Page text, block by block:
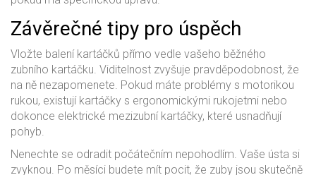
Závěrečné tipy pro úspěch
Vložte balení kartáčků přímo vedle vašeho běžného
zubního kartáčku. Viditelnost zvyšuje pravděpodobnost, že
na ně nezapomenete. Pokud máte problémy s motorikou
rukou, existují kartáčky s ergonomickými rukojetmi nebo
dokonce elektrické mezizubní kartáčky, které usnadňují
pohyb.
Nenechte se odradit počátečním nepohodlím. Vaše ústa si
zvyknou. Po měsíci budete mít pocit, že zuby jsou skutečně